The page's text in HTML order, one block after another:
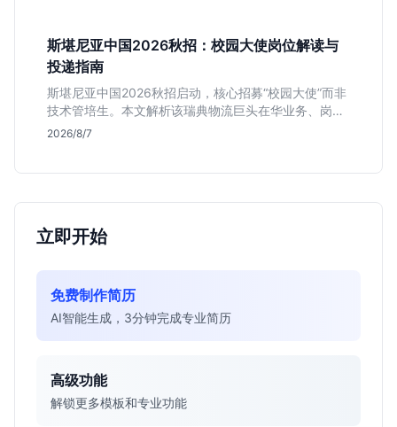
斯堪尼亚中国2026秋招：校园大使岗位解读与
投递指南
斯堪尼亚中国2026秋招启动，核心招募“校园大使”而非
技术管培生。本文解析该瑞典物流巨头在华业务、岗位
真实职责及不限专业背后的竞争逻辑，助你判断是否值
2026/8/7
立即开始
免费制作简历
AI智能生成，3分钟完成专业简历
高级功能
解锁更多模板和专业功能